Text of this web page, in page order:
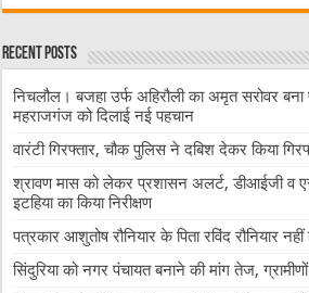
Recent Posts
निचलौल। बजहा उर्फ अहिरौली का अमृत सरोवर
महराजगंज को दिलाई नई पहचान
वारंटी गिरफ्तार, चौक पुलिस ने दबिश देकर किया
श्रावण मास को लेकर प्रशासन अलर्ट, डीआईजी व
इटहिया का किया निरीक्षण
पत्रकार आशुतोष रौनियार के पिता रविंद रौनियार
सिंदुरिया को नगर पंचायत बनाने की मांग तेज,